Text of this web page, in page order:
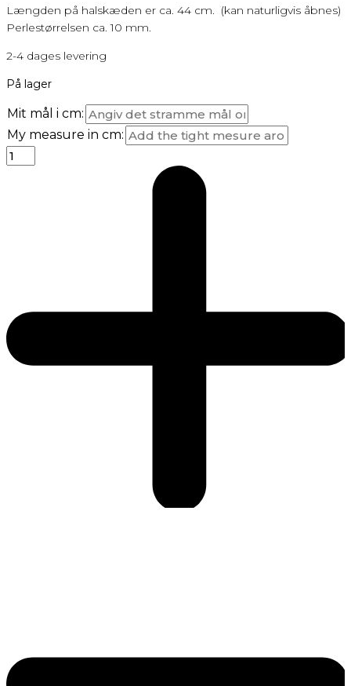
Længden på halskæden er ca. 44 cm. (kan naturligvis åbnes)
Perlestørrelsen ca. 10 mm.
2-4 dages levering
På lager
Mit mål i cm:
My measure in cm: